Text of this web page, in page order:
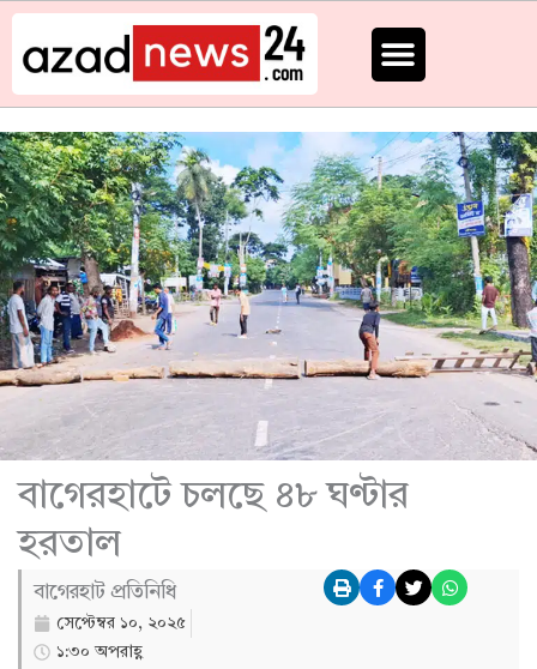
Skip
content
বাগেরহাটে চলছে ৪৮ ঘণ্টার
হরতাল
বাগেরহাট প্রতিনিধি
সেপ্টেম্বর ১০, ২০২৫
১:৩০ অপরাহ্ণ